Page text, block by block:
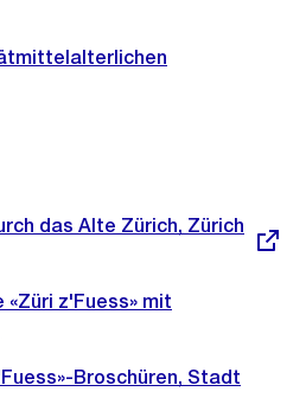
das Alte Zürich, Zürich
z'Fuess» mit
Broschüren, Stadt